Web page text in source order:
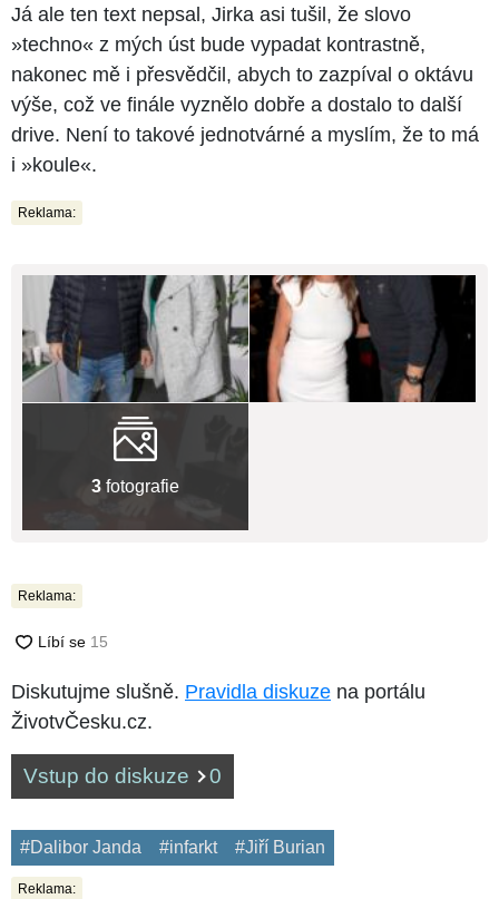
Já ale ten text nepsal, Jirka asi tušil, že slovo
»techno« z mých úst bude vypadat kontrastně,
nakonec mě i přesvědčil, abych to zazpíval o oktávu
výše, což ve finále vyznělo dobře a dostalo to další
drive. Není to takové jednotvárné a myslím, že to má
i »koule«.
Reklama:
3 fotografie
Reklama:
Diskutujme slušně. Pravidla diskuze na portálu
ŽivotvČesku.cz.
Vstup do diskuze 0
#Dalibor Janda #infarkt #Jiří Burian
Reklama: